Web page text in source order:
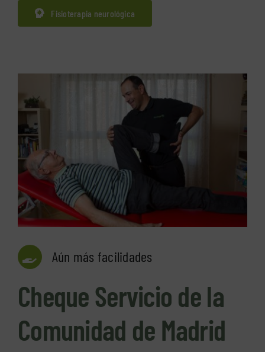
Fisioterapia neurológica
Aún más facilidades
Cheque Servicio de la
Comunidad de Madrid